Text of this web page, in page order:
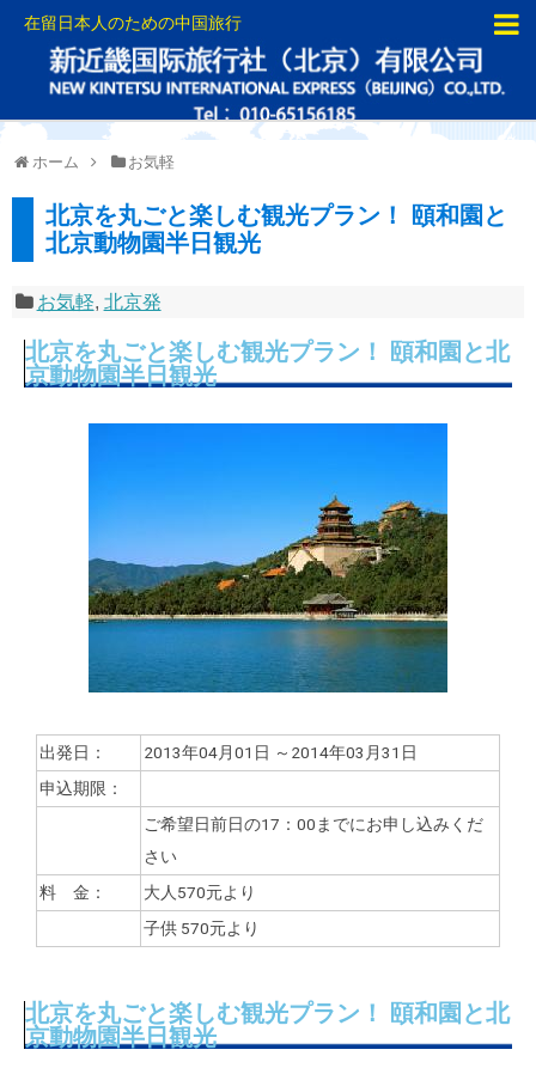
在留日本人のための中国旅行
ホーム お気軽
北京を丸ごと楽しむ観光プラン！ 頤和園と
北京動物園半日観光
お気軽, 北京発
北京を丸ごと楽しむ観光プラン！ 頤和園と北
京動物園半日観光
出発日：
2013年04月01日 ～2014年03月31日
申込期限：
ご希望日前日の17：00までにお申し込みくだ
さい
料 金：
大人570元より
子供 570元より
北京を丸ごと楽しむ観光プラン！ 頤和園と北
京動物園半日観光